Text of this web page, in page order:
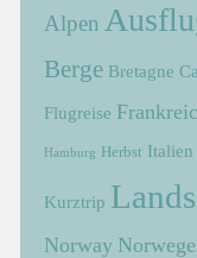
Alpen
Berge Bretagne
Flugreise
Hamburg Herbst Italien
Kurztrip
Norway